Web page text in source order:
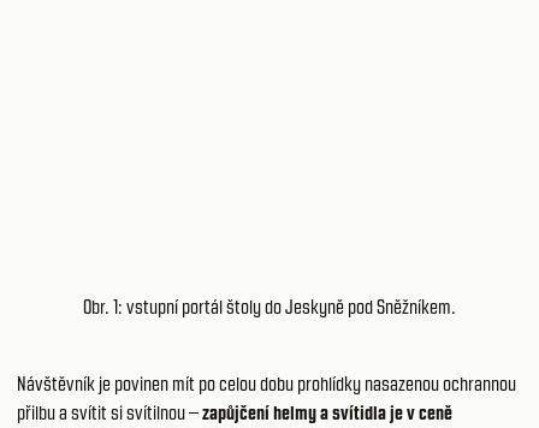
Obr. 1: vstupní portál štoly do Jeskyně pod Sněžníkem.
Návštěvník je povinen mít po celou dobu prohlídky nasazenou ochrannou
přilbu a svítit si svítilnou –zapůjčení helmy a svítidla je v ceně